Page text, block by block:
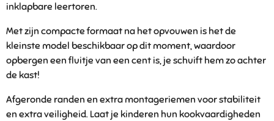
inklapbare leertoren.
Met zijn compacte formaat na het opvouwen is het de
kleinste model beschikbaar op dit moment, waardoor
opbergen een fluitje van een cent is, je schuift hem zo achter
de kast!
Afgeronde randen en extra montageriemen voor stabiliteit
en extra veiligheid. Laat je kinderen hun kookvaardigheden